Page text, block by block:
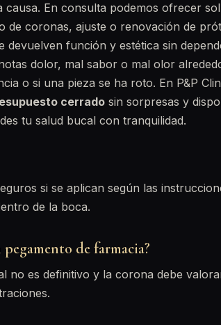
En consulta podemos ofrecer
de coronas, ajuste o renovación de
devuelven función y estética sin
dolor, mal sabor o mal olor
o si una pieza se ha roto. En P&P
cerrado sin sorpresas y
tu salud bucal con tranquilidad.
si se aplican según las
de la boca.
de farmacia?
no es definitivo y la corona debe